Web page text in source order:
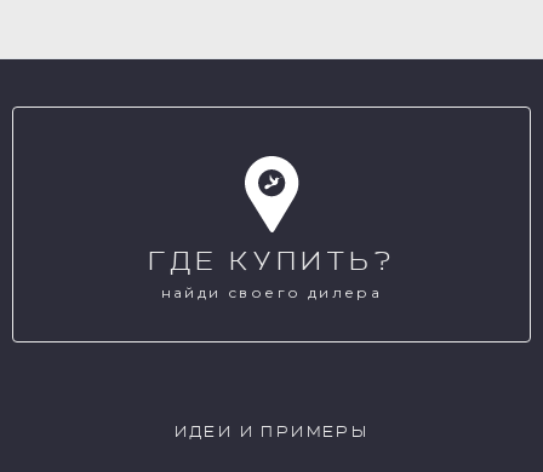
ГДЕ КУПИТЬ?
найди своего дилера
ИДЕИ И ПРИМЕРЫ